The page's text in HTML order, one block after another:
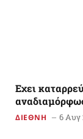
Εχει
ΔΙΕΘΝΗ 6 Αυγ